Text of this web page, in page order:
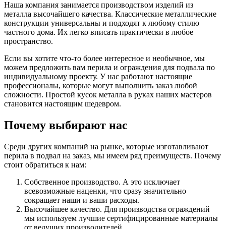
Наша компания занимается производством изделий из
металла высочайшего качества. Классические металлические
конструкции универсальны и подходят к любому стилю
частного дома. Их легко вписать практически в любое
пространство.
Если вы хотите что-то более интересное и необычное, мы
можем предложить вам перила и ограждения для подвала по
индивидуальному проекту. У нас работают настоящие
профессионалы, которые могут выполнить заказ любой
сложности. Простой кусок металла в руках наших мастеров
становится настоящим шедевром.
Почему выбирают нас
Среди других компаний на рынке, которые изготавливают
перила в подвал на заказ, мы имеем ряд преимуществ. Почему
стоит обратиться к нам:
Собственное производство. А это исключает
всевозможные наценки, что сразу значительно
сокращает наши и ваши расходы.
Высочайшее качество. Для производства ограждений
мы используем лучшие сертифицированные материалы